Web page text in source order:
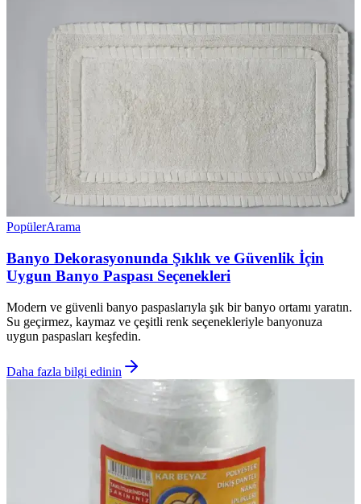
PopülerArama
Banyo Dekorasyonunda Şıklık ve Güvenlik İçin
Uygun Banyo Paspası Seçenekleri
Modern ve güvenli banyo paspaslarıyla şık bir banyo ortamı yaratın.
Su geçirmez, kaymaz ve çeşitli renk seçenekleriyle banyonuza
uygun paspasları keşfedin.
Daha fazla bilgi edinin